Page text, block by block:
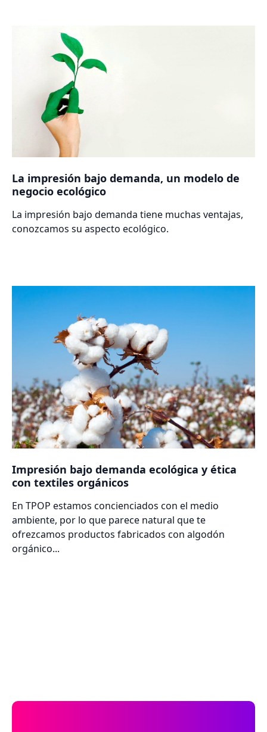
La impresión bajo demanda, un modelo de
negocio ecológico
La impresión bajo demanda tiene muchas ventajas,
conozcamos su aspecto ecológico.
Impresión bajo demanda ecológica y ética
con textiles orgánicos
En TPOP estamos concienciados con el medio
ambiente, por lo que parece natural que te
ofrezcamos productos fabricados con algodón
orgánico...